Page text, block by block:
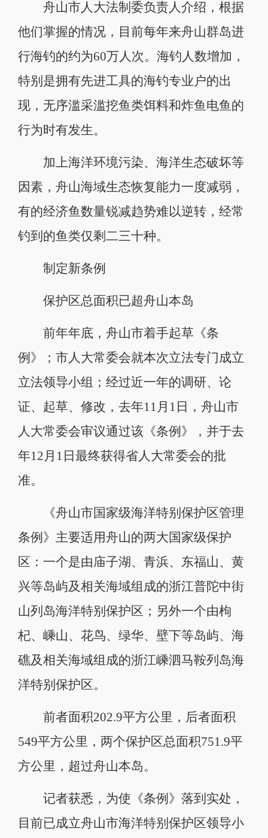
舟山市人大法制委负责人介绍，根据
他们掌握的情况，目前每年来舟山群岛进
行海钓的约为60万人次。海钓人数增加，
特别是拥有先进工具的海钓专业户的出
现，无序滥采滥挖鱼类饵料和炸鱼电鱼的
行为时有发生。
加上海洋环境污染、海洋生态破坏等
因素，舟山海域生态恢复能力一度减弱，
有的经济鱼数量锐减趋势难以逆转，经常
钓到的鱼类仅剩二三十种。
制定新条例
保护区总面积已超舟山本岛
前年年底，舟山市着手起草《条
例》；市人大常委会就本次立法专门成立
立法领导小组；经过近一年的调研、论
证、起草、修改，去年11月1日，舟山市
人大常委会审议通过该《条例》，并于去
年12月1日最终获得省人大常委会的批
准。
《舟山市国家级海洋特别保护区管理
条例》主要适用舟山的两大国家级保护
区：一个是由庙子湖、青浜、东福山、黄
兴等岛屿及相关海域组成的浙江普陀中街
山列岛海洋特别保护区；另外一个由枸
杞、嵊山、花鸟、绿华、壁下等岛屿、海
礁及相关海域组成的浙江嵊泗马鞍列岛海
洋特别保护区。
前者面积202.9平方公里，后者面积
549平方公里，两个保护区总面积751.9平
方公里，超过舟山本岛。
记者获悉，为使《条例》落到实处，
目前已成立舟山市海洋特别保护区领导小